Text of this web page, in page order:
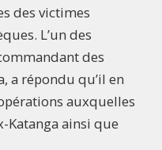
des victimes
L’un des
des
a répondu qu’il en
auxquelles
Katanga ainsi que